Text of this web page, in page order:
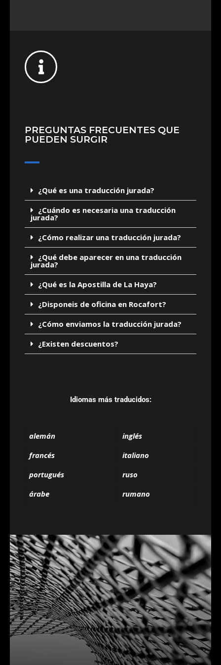
PREGUNTAS FRECUENTES QUE
PUEDEN SURGIR
¿Qué es una traducción jurada?
¿Cuándo es necesaria una traducción
jurada?
¿Cómo realizar una traducción jurada?
¿Qué debe aparecer en una traducción
jurada?
¿Qué es la Apostilla de La Haya?
¿Disponeis de oficina en Rocafort?
¿Cómo enviamos la traducción jurada?
¿Existen descuentos?
Idiomas más traducidos:
alemán
inglés
francés
italiano
portugués
ruso
árabe
rumano